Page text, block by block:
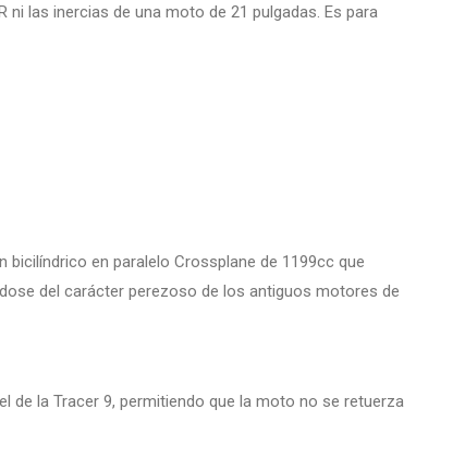
las inercias de una moto de 21 pulgadas. Es para
bicilíndrico en paralelo Crossplane de 1199cc que
del carácter perezoso de los antiguos motores de
de la Tracer 9, permitiendo que la moto no se retuerza